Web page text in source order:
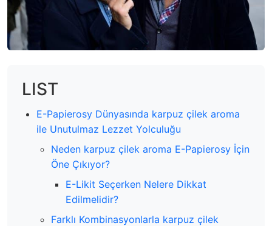
LIST
E-Papierosy Dünyasında karpuz çilek aroma
ile Unutulmaz Lezzet Yolculuğu
Neden karpuz çilek aroma E-Papierosy İçin
Öne Çıkıyor?
E-Likit Seçerken Nelere Dikkat
Edilmelidir?
Farklı Kombinasyonlarla karpuz çilek